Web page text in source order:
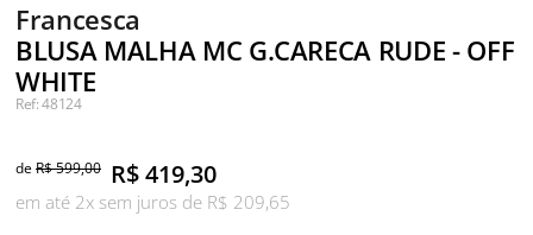
Francesca
BLUSA MALHA MC G.CARECA RUDE - OFF
WHITE
Ref: 48124
deR$ 599,00 R$419,30
em até 2x sem juros de R$ 209,65